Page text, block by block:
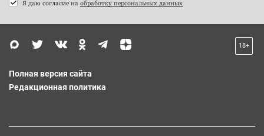
Я даю согласие на обработку персональных данных
18+
Полная версия сайта
Редакционная политика